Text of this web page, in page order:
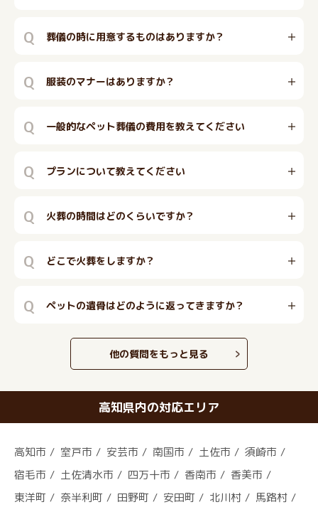
Q 葬儀の時に用意するものはありますか？
Q 服装のマナーはありますか？
Q 一般的なペット葬儀の費用を教えてください
Q プランについて教えてください
Q 火葬の時間はどのくらいですか？
Q どこで火葬をしますか？
Q ペットの遺骨はどのように返ってきますか？
他の質問をもっと見る
高知県内の対応エリア
高知市 室戸市 安芸市 南国市 土佐市
須崎市
宿毛市
土佐清水市 四万十市 香南市
香美市
東洋町
奈半利町 田野町 安田町 北川村
馬路村